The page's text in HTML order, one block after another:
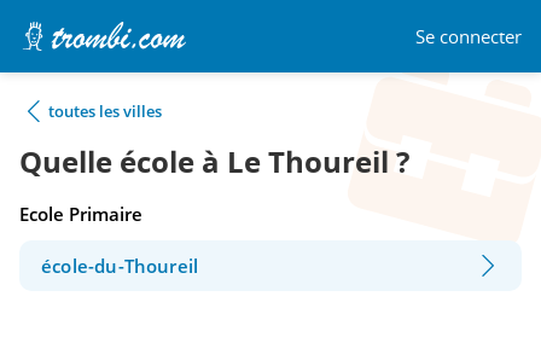
Se connecter
toutes les villes
Quelle école à Le Thoureil ?
Ecole Primaire
école-du-Thoureil